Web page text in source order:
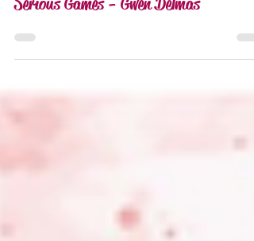
18 mai
2 min de lecture
Serious Games - Gwen Delmas